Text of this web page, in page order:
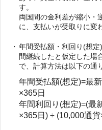
す。
両国間の金利差が縮小・
に、支払いが受取りに変
年間受払額・利回り(想
間継続したと仮定した場
で、計算方法は以下の通
年間受払額(想定)=最
×365日
年間利回り(想定)=(最
×365日) ÷ (10,000通